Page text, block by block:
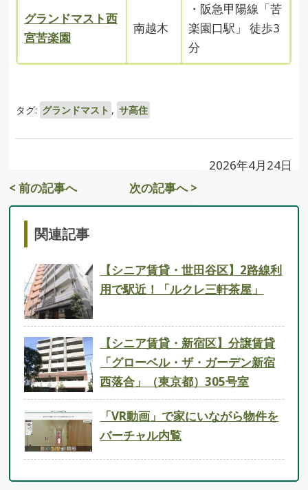
グランドマスト西
宮苦楽園
南越木
・阪急甲陽線「苦
楽園口駅」 徒歩3
分
タグ: グランドマスト , サ高住
2026年4月24日
< 前の記事へ
次の記事へ >
関連記事
【シニア賃貸・世田谷区】2路線利
用で駅近！「ルクレ三軒茶屋」
【シニア賃貸・新宿区】分譲賃貸
「グローベル・ザ・ガーデン新宿
西落合」（東京都）305号室
「VR動画」で家にいながら物件を
バーチャル内覧